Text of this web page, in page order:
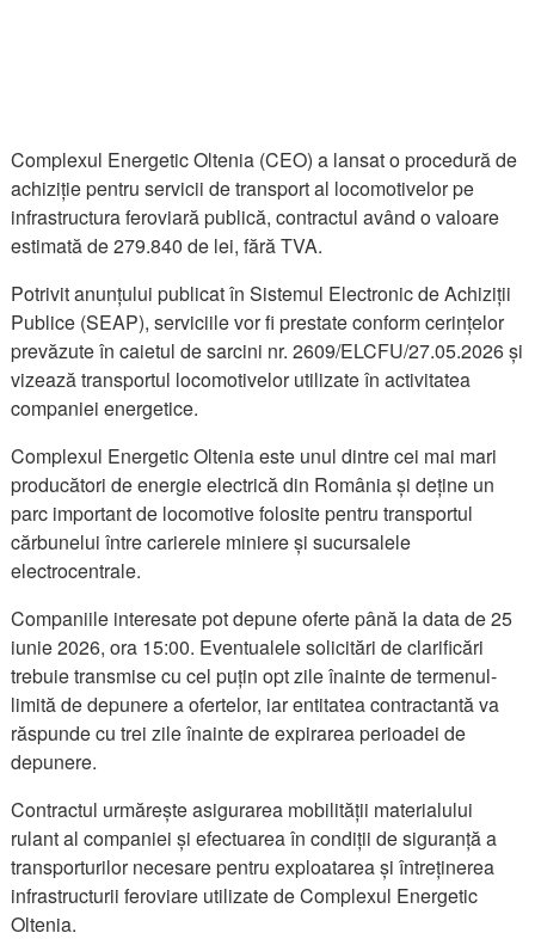
Complexul Energetic Oltenia (CEO) a lansat o procedură de
achiziție pentru servicii de transport al locomotivelor pe
infrastructura feroviară publică, contractul având o valoare
estimată de 279.840 de lei, fără TVA.
Potrivit anunțului publicat în Sistemul Electronic de Achiziții
Publice (SEAP), serviciile vor fi prestate conform cerințelor
prevăzute în caietul de sarcini nr. 2609/ELCFU/27.05.2026 și
vizează transportul locomotivelor utilizate în activitatea
companiei energetice.
Complexul Energetic Oltenia este unul dintre cei mai mari
producători de energie electrică din România și deține un
parc important de locomotive folosite pentru transportul
cărbunelui între carierele miniere și sucursalele
electrocentrale.
Companiile interesate pot depune oferte până la data de 25
iunie 2026, ora 15:00. Eventualele solicitări de clarificări
trebuie transmise cu cel puțin opt zile înainte de termenul-
limită de depunere a ofertelor, iar entitatea contractantă va
răspunde cu trei zile înainte de expirarea perioadei de
depunere.
Contractul urmărește asigurarea mobilității materialului
rulant al companiei și efectuarea în condiții de siguranță a
transporturilor necesare pentru exploatarea și întreținerea
infrastructurii feroviare utilizate de Complexul Energetic
Oltenia.